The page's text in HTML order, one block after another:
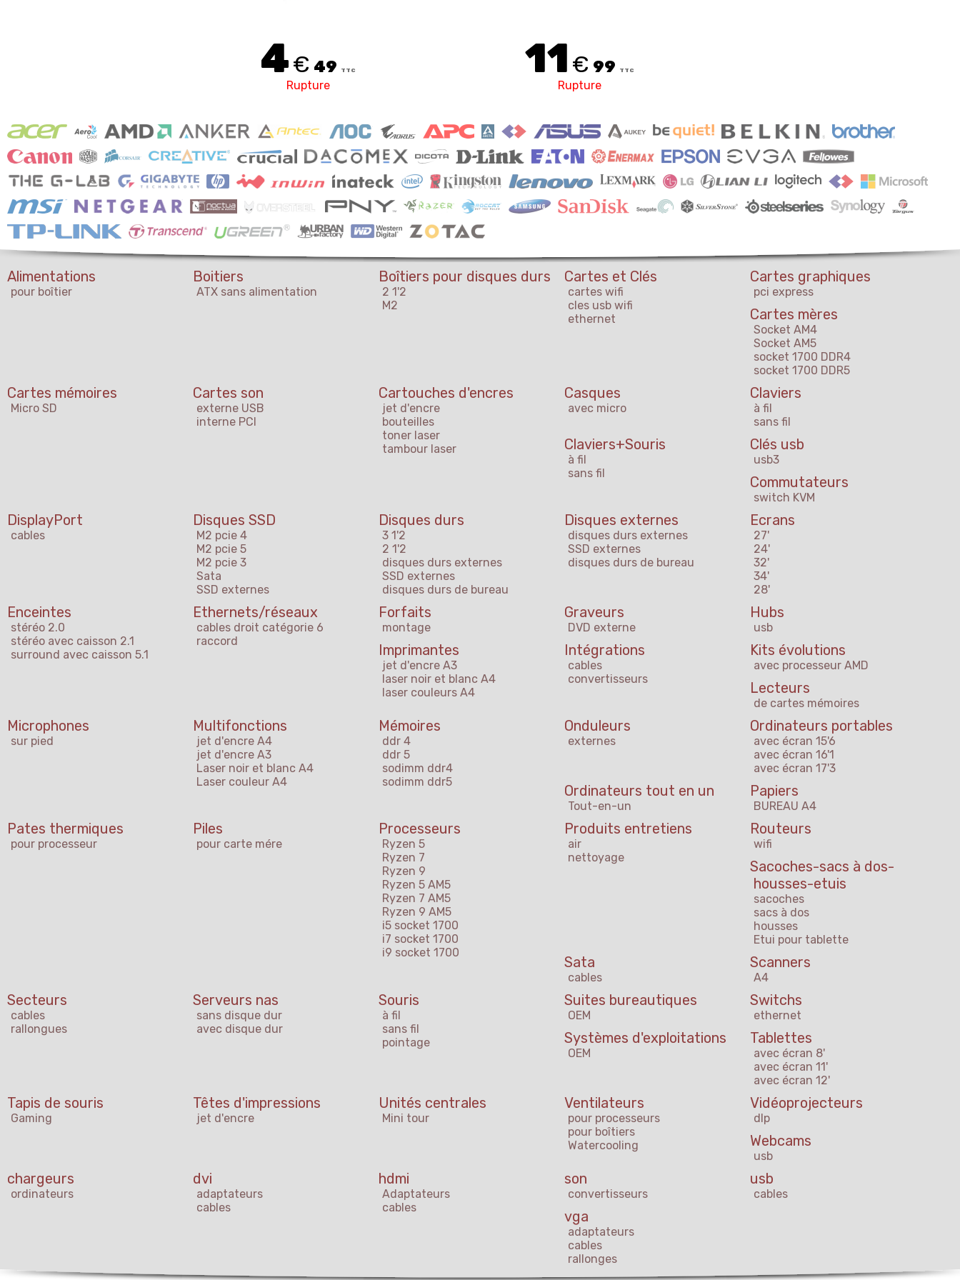
4€ 49 TTC
Rupture
11 € 99 TTC
Rupture
Alimentations
pour boîtier
Boitiers
ATX sans alimentation
Boîtiers pour disques durs
2 1'2
M2
Cartes et Clés
cartes wifi
cles usb wifi
ethernet
Cartes graphiques
pci express
Cartes mères
Socket AM4
Socket AM5
socket 1700 DDR4
socket 1700 DDR5
Cartes mémoires
Micro SD
Cartes son
externe USB
interne PCI
Cartouches d'encres
jet d'encre
bouteilles
toner laser
tambour laser
Casques
avec micro
Claviers
à fil
sans fil
Claviers+Souris
à fil
sans fil
Clés usb
usb3
Commutateurs
switch KVM
DisplayPort
cables
Disques SSD
M2 pcie 4
M2 pcie 5
M2 pcie 3
Sata
SSD externes
Disques durs
3 1'2
2 1'2
disques durs externes
SSD externes
disques durs de bureau
Disques externes
disques durs externes
SSD externes
disques durs de bureau
Ecrans
27'
24'
32'
34'
28'
Enceintes
stéréo 2.0
stéréo avec caisson 2.1
surround avec caisson 5.1
Ethernets/réseaux
cables droit catégorie 6
raccord
Forfaits
montage
Graveurs
DVD externe
Hubs
usb
Imprimantes
jet d'encre A3
laser noir et blanc A4
laser couleurs A4
Intégrations
cables
convertisseurs
Kits évolutions
avec processeur AMD
Lecteurs
de cartes mémoires
Microphones
sur pied
Multifonctions
jet d'encre A4
jet d'encre A3
Laser noir et blanc A4
Laser couleur A4
Mémoires
ddr 4
ddr 5
sodimm ddr4
sodimm ddr5
Onduleurs
externes
Ordinateurs portables
avec écran 15'6
avec écran 16'1
avec écran 17'3
Ordinateurs tout en un
Tout-en-un
Papiers
BUREAU A4
Pates thermiques
pour processeur
Piles
pour carte mére
Processeurs
Ryzen 5
Ryzen 7
Ryzen 9
Ryzen 5 AM5
Ryzen 7 AM5
Ryzen 9 AM5
i5 socket 1700
i7 socket 1700
i9 socket 1700
Produits entretiens
air
nettoyage
Routeurs
wifi
Sacoches-sacs à dos-
housses-etuis
sacoches
sacs à dos
housses
Etui pour tablette
Sata
cables
Scanners
A4
Secteurs
cables
rallongues
Serveurs nas
sans disque dur
avec disque dur
Souris
à fil
sans fil
pointage
Suites bureautiques
OEM
Switchs
ethernet
Systèmes d'exploitations
OEM
Tablettes
avec écran 8'
avec écran 11'
avec écran 12'
Tapis de souris
Gaming
Têtes d'impressions
jet d'encre
Unités centrales
Mini tour
Ventilateurs
pour processeurs
pour boîtiers
Watercooling
Vidéoprojecteurs
dlp
Webcams
usb
chargeurs
ordinateurs
dvi
adaptateurs
cables
hdmi
Adaptateurs
cables
son
convertisseurs
usb
cables
vga
adaptateurs
cables
rallonges